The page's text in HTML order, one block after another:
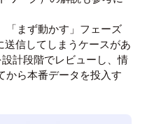
「まず動かす」フェーズ
信してしまうケースがあ
計段階でレビューし、情
から本番データを投入す